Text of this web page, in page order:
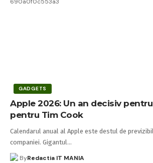
GADGETS
Apple 2026: Un an decisiv
pentru Tim Cook
Calendarul anual al Apple este destul de
companiei. Gigantul…
ByRedactia IT MANIA